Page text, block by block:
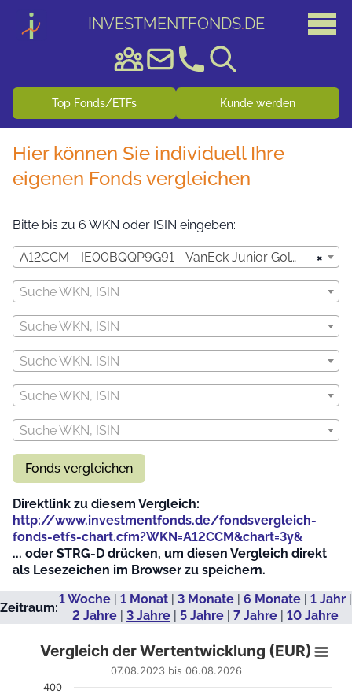
INVESTMENTFONDS.DE
Top Fonds/ETFs Kunde werden
Hier können Sie individuell Ihre
eigenen Fonds vergleichen
Bitte bis zu 6 WKN oder ISIN eingeben:
×
A12CCM - IE00BQQP9G91 - VanEck Junior Gold Miners UCITS ETF USD A
Suche WKN, ISIN
Suche WKN, ISIN
Suche WKN, ISIN
Suche WKN, ISIN
Suche WKN, ISIN
Fonds vergleichen
Direktlink zu diesem Vergleich:
http://www.investmentfonds.de/fondsvergleich-
fonds-etfs-chart.cfm?WKN=A12CCM&chart=3y&
... oder STRG-D drücken, um diesen Vergleich direkt
als Lesezeichen im Browser zu speichern.
Zeitraum:
1 Woche| 1 Monat| 3 Monate| 6 Monate| 1 Jahr|
2 Jahre| 3 Jahre| 5 Jahre| 7 Jahre| 10 Jahre
Vergleich der Wertentwicklung (EUR)
Line chart with 708 data points.
07.08.2023 bis 06.08.2026
Vergleich der Wertentwicklung (EUR)
07.08.2023 bis 06.08.2026
400